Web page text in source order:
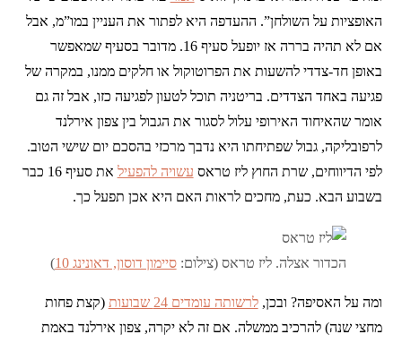
האופציות על השולחן”. ההעדפה היא לפתור את העניין במו”מ, אבל
אם לא תהיה בררה אז יופעל סעיף 16. מדובר בסעיף שמאפשר
באופן חד-צדדי להשעות את הפרוטוקול או חלקים ממנו, במקרה של
פגיעה באחד הצדדים. בריטניה תוכל לטעון לפגיעה כזו, אבל זה גם
אומר שהאיחוד האירופי עלול לסגור את הגבול בין צפון אירלנד
לרפובליקה, גבול שפתיחתו היא נדבך מרכזי בהסכם יום שישי הטוב.
לפי הדיווחים, שרת החוץ ליז טראס עשויה להפעיל
את סעיף 16 כבר
בשבוע הבא. כעת, מחכים לראות האם היא אכן תפעל כך.
הכדור אצלה. ליז טראס (צילום:סיימון דוסון, דאונינג 10 )
ומה על האסיפה? ובכן, לרשותה עומדים 24 שבועות
(קצת פחות
מחצי שנה) להרכיב ממשלה. אם זה לא יקרה, צפון אירלנד באמת